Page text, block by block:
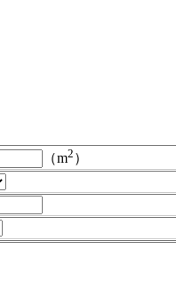
（m2 ）